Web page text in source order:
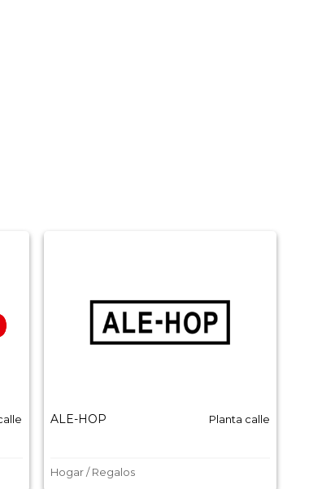
ALE-HOP Planta calle
Hogar / Regalos